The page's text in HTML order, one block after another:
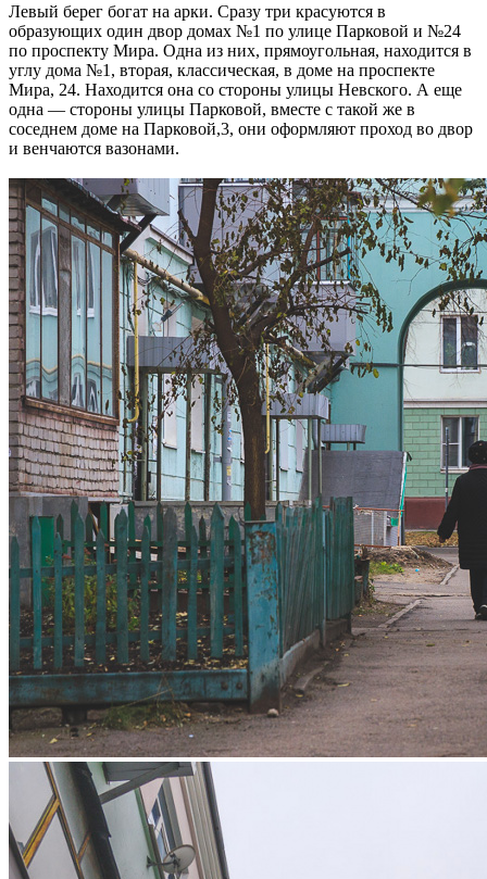
Левый берег богат на арки. Сразу три красуются в
образующих один двор домах №1 по улице Парковой и №24
по проспекту Мира. Одна из них, прямоугольная, находится в
углу дома №1, вторая, классическая, в доме на проспекте
Мира, 24. Находится она со стороны улицы Невского. А еще
одна — стороны улицы Парковой, вместе с такой же в
соседнем доме на Парковой,3, они оформляют проход во двор
и венчаются вазонами.